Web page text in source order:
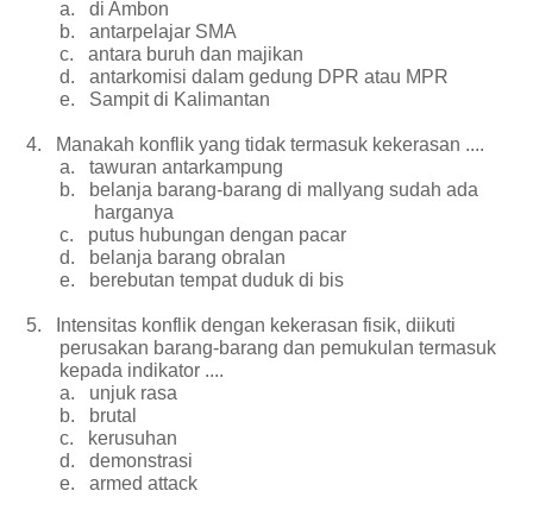
a.
di Ambon
b.
antarpelajar SMA
c.
antara buruh dan majikan
d.
antarkomisi dalam gedung DPR atau MPR
e.
Sampit di Kalimantan
4.
Manakah konflik yang tidak termasuk kekerasan ....
a.
tawuran antarkampung
b.
belanja barang-barang di mallyang sudah ada
harganya
c.
putus hubungan dengan pacar
d.
belanja barang obralan
e.
berebutan tempat duduk di bis
5.
Intensitas konflik dengan kekerasan fisik, diikuti
perusakan barang-barang dan pemukulan termasuk
kepada indikator ....
a.
unjuk rasa
b.
brutal
c.
kerusuhan
d.
demonstrasi
e.
armed attack